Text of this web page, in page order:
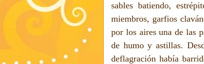
sables batiendo,
miembros, garfios
por los aires una de las
de humo y astillas.
deflagración había